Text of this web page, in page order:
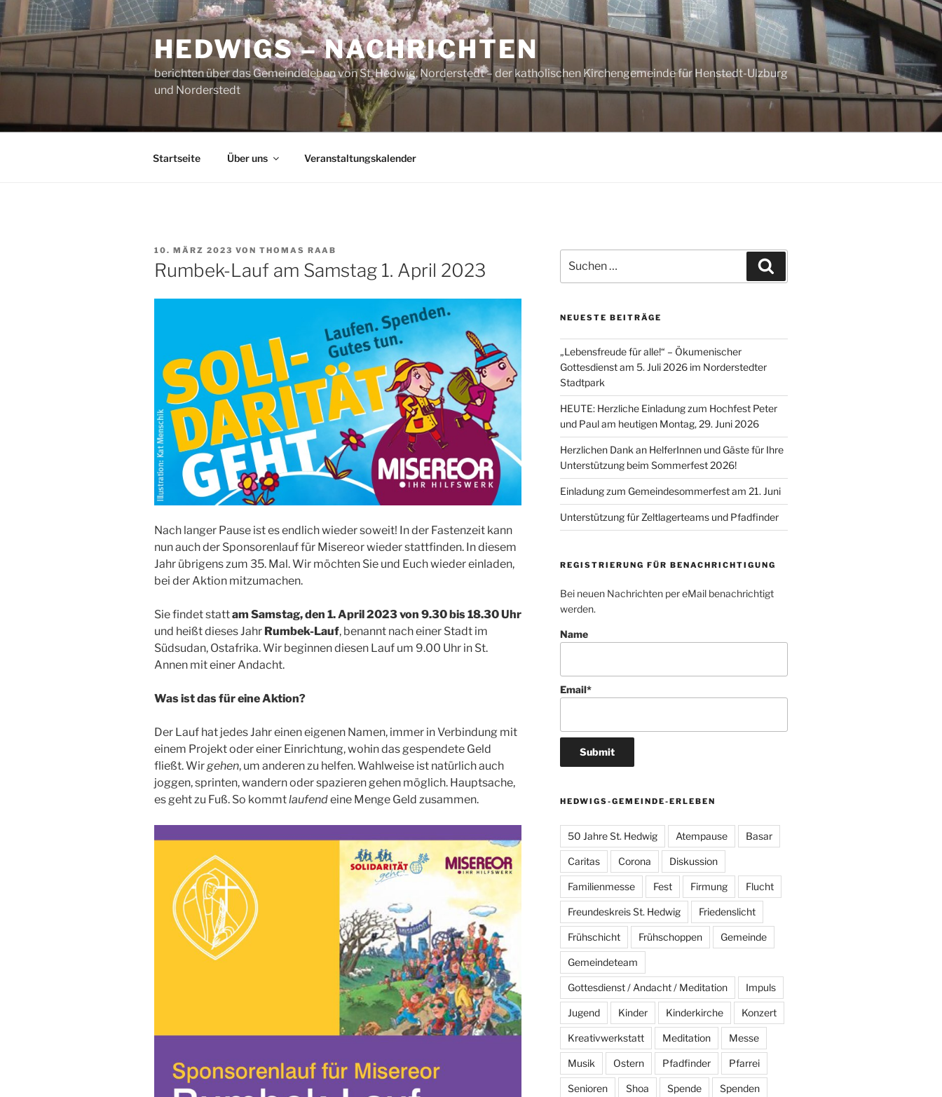
Zum
Inhalt
springen
HEDWIGS – NACHRICHTEN
berichten über das Gemeindeleben von St. Hedwig, Norderstedt – der katholischen Kirchengemeinde für Henstedt-Ulzburg
und Norderstedt
Startseite Über uns Veranstaltungskalender
VERÖFFENTLICHT
AM
10. MÄRZ 2023 VON THOMAS RAAB
Rumbek-Lauf am Samstag 1. April 2023
Nach langer Pause ist es endlich wieder soweit! In der Fastenzeit kann
nun auch der Sponsorenlauf für Misereor wieder stattfinden. In diesem
Jahr übrigens zum 35. Mal. Wir möchten Sie und Euch wieder einladen,
bei der Aktion mitzumachen.
Sie findet stattam Samstag, den 1. April 2023 von 9.30 bis 18.30 Uhr
und heißt dieses Jahr Rumbek-Lauf, benannt nach einer Stadt im
Südsudan, Ostafrika. Wir beginnen diesen Lauf um 9.00 Uhr in St.
Annen mit einer Andacht.
Was ist das für eine Aktion?
Der Lauf hat jedes Jahr einen eigenen Namen, immer in Verbindung mit
einem Projekt oder einer Einrichtung, wohin das gespendete Geld
fließt. Wirgehen, um anderen zu helfen. Wahlweise ist natürlich auch
joggen, sprinten, wandern oder spazieren gehen möglich. Hauptsache,
es geht zu Fuß. So kommtlaufendeine Menge Geld zusammen.
nach:
NEUESTE BEITRÄGE
„Lebensfreude für alle!“ – Ökumenischer
Gottesdienst am 5. Juli 2026 im Norderstedter
Stadtpark
HEUTE: Herzliche Einladung zum Hochfest Peter
und Paul am heutigen Montag, 29. Juni 2026
Herzlichen Dank an HelferInnen und Gäste für Ihre
Unterstützung beim Sommerfest 2026!
Einladung zum Gemeindesommerfest am 21. Juni
Unterstützung für Zeltlagerteams und Pfadfinder
REGISTRIERUNG FÜR BENACHRICHTIGUNG
Bei neuen Nachrichten per eMail benachrichtigt
werden.
Name
Email*
HEDWIGS-GEMEINDE-ERLEBEN
50 Jahre St. Hedwig Atempause Basar
Caritas Corona Diskussion
Familienmesse Fest Firmung Flucht
Freundeskreis St. Hedwig Friedenslicht
Frühschicht Frühschoppen Gemeinde
Gemeindeteam
Gottesdienst / Andacht / Meditation Impuls
Jugend Kinder Kinderkirche Konzert
Kreativwerkstatt Meditation Messe
Musik Ostern Pfadfinder Pfarrei
Senioren Shoa Spende Spenden